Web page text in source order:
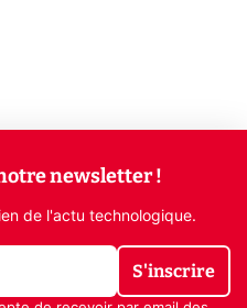
newsletter !
de l'actu technologique.
S'inscrire